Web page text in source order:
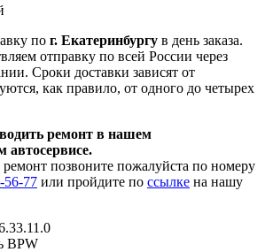
по г. Екатеринбургу в день заказа.
отправку по всей России через
Сроки доставки зависят от
как правило, от одного до четырех
ремонт в нашем
автосервисе.
ремонт позвоните пожалуйста по номеру
56-77 или пройдите по ссылке на нашу
BPW